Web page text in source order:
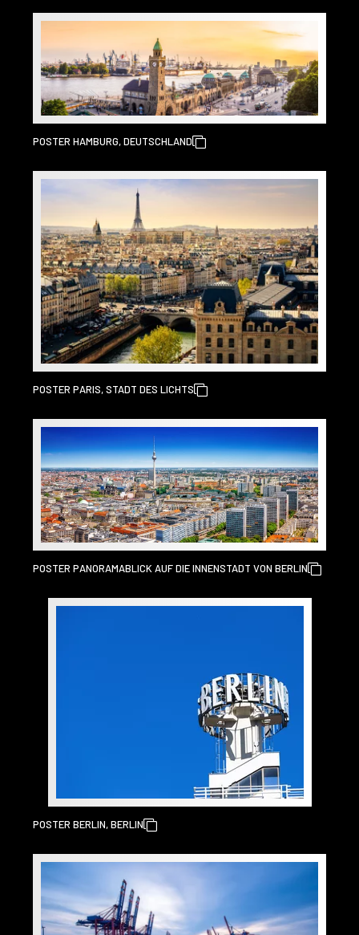
POSTER HAMBURG, DEUTSCHLAND
POSTER PARIS, STADT DES LICHTS
POSTER PANORAMABLICK AUF DIE INNENSTADT VON BERLIN
POSTER BERLIN, BERLIN